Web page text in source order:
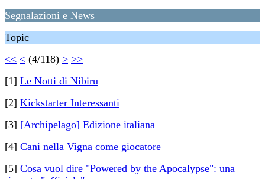
Segnalazioni e News
Topic
<< < (4/118) > >>
[1] Le Notti di Nibiru
[2] Kickstarter Interessanti
[3] [Archipelago] Edizione italiana
[4] Cani nella Vigna come giocatore
[5] Cosa vuol dire "Powered by the Apocalypse": una